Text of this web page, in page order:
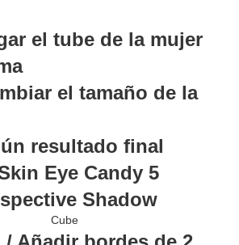
el tube de la mujer
el tamaño de la
resultado final
Eye Candy 5
Shadow